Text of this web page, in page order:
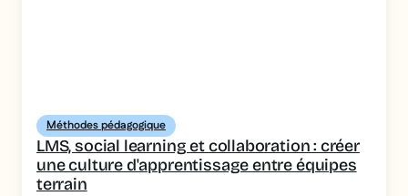
Méthodes pédagogique
LMS, social learning et collaboration : créer
une culture d'apprentissage entre équipes
terrain